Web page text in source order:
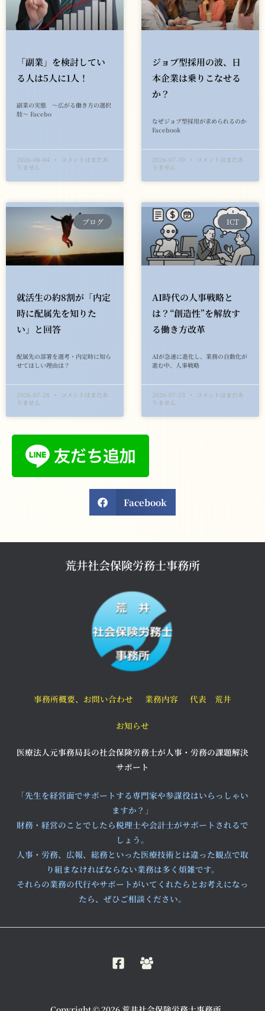
「副業」を検討してい
る人は5人に1人！
副業の実態 ～広がる働き方の選択
肢～ Facebo
2026-08-04
コメントはまだあ
りません
ジョブ型採用の波、日
本企業は乗りこなせる
か？
なぜジョブ型採用が求められるのか
Facebook
2026-07-30
コメントはまだあ
りません
ブログ
就活生の約8割が「内定
時に配属先を知りた
い」と回答
配属先の部署を選考・内定時に知ら
せてほしい理由は？
2026-07-28
コメントはまだあ
りません
ICT
AI時代の人事戦略と
は？“創造性”を解放す
る働き方改革
AIが急速に進化し、業務の自動化が
進む中、人事戦略
2026-07-23
コメントはまだあ
りません
Facebook
荒井社会保険労務士事務所
事務所概要、お問い合わせ 業務内容 代表 荒井
お知らせ
医療法人元事務局長の社会保険労務士が人事・労務の課題解決
サポート
「先生を経営面でサポートする専門家や参謀役はいらっしゃい
ますか？」
財務・経営のことでしたら税理士や会計士がサポートされるで
しょう。
人事・労務、広報、総務といった医療技術とは違った観点で取
り組まなければならない業務は多く煩雑です。
それらの業務の代行やサポートがいてくれたらとお考えになっ
たら、ぜひご相談ください。